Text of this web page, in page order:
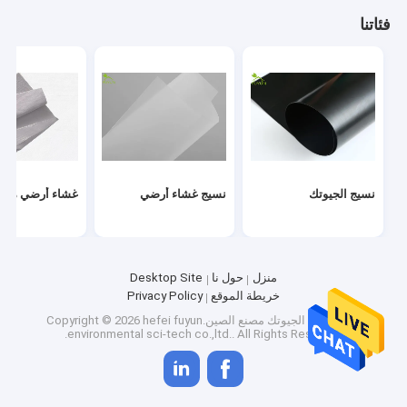
اتصل بنا
اطلب اقتباس
نسيج غشاء أرضي
غشاء أرضي مركب
أقمشة غير منسوجة جيوتكستايل
فئاتنا
نسيج الجيوتك نسيج غشاء أرضي غشاء أرضي
منزل حول نا
Desktop Site
خريطة الموقع
Privacy Policy
جودة نسيج الجيوتك
مصنع الصين.Copyright © 2026 hefei fuyun
environmental sci-tech co.,ltd.. All Rights Reserved.